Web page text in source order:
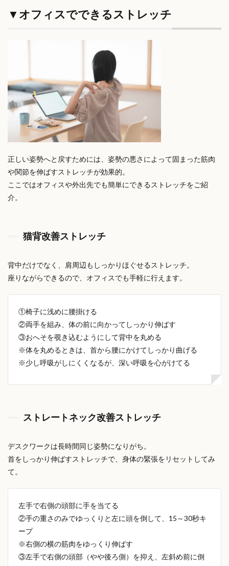
▼オフィスでできるストレッチ
正しい姿勢へと戻すためには、姿勢の悪さによって固まった筋肉
や関節を伸ばすストレッチが効果的。
ここではオフィスや外出先でも簡単にできるストレッチをご紹
介。
猫背改善ストレッチ
背中だけでなく、肩周辺もしっかりほぐせるストレッチ。
座りながらできるので、オフィスでも手軽に行えます。
①椅子に浅めに腰掛ける
②両手を組み、体の前に向かってしっかり伸ばす
③おへそを覗き込むようにして背中を丸める
※体を丸めるときは、首から腰にかけてしっかり曲げる
※少し呼吸がしにくくなるが、深い呼吸を心がけてる
ストレートネック改善ストレッチ
デスクワークは長時間同じ姿勢になりがち。
首をしっかり伸ばすストレッチで、身体の緊張をリセットしてみ
て。
左手で右側の頭部に手を当てる
②手の重さのみでゆっくりと左に頭を倒して、15～30秒キ
ープ
※右側の横の筋肉をゆっくり伸ばす
③左手で右側の頭部（やや後ろ側）を抑え、左斜め前に倒